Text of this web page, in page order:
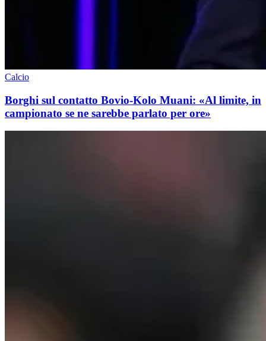
Calcio
Borghi sul contatto Bovio-Kolo Muani: «Al limite, in
campionato se ne sarebbe parlato per ore»